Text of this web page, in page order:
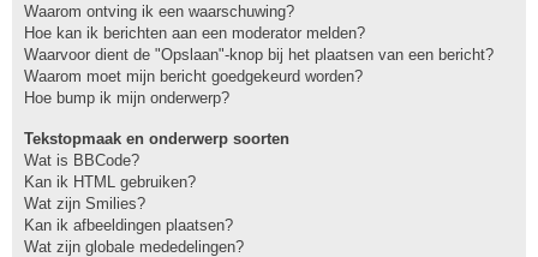
Waarom ontving ik een waarschuwing?
Hoe kan ik berichten aan een moderator melden?
Waarvoor dient de "Opslaan"-knop bij het plaatsen van een bericht?
Waarom moet mijn bericht goedgekeurd worden?
Hoe bump ik mijn onderwerp?
Tekstopmaak en onderwerp soorten
Wat is BBCode?
Kan ik HTML gebruiken?
Wat zijn Smilies?
Kan ik afbeeldingen plaatsen?
Wat zijn globale mededelingen?